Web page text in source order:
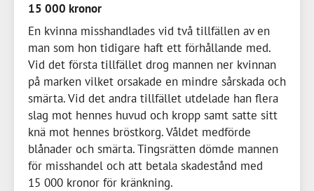
15 000 kronor
En kvinna misshandlades vid två tillfällen av en
man som hon tidigare haft ett förhållande med.
Vid det första tillfället drog mannen ner kvinnan
på marken vilket orsakade en mindre sårskada och
smärta. Vid det andra tillfället utdelade han flera
slag mot hennes huvud och kropp samt satte sitt
knä mot hennes bröstkorg. Våldet medförde
blånader och smärta. Tingsrätten dömde mannen
för misshandel och att betala skadestånd med
15 000 kronor för kränkning.